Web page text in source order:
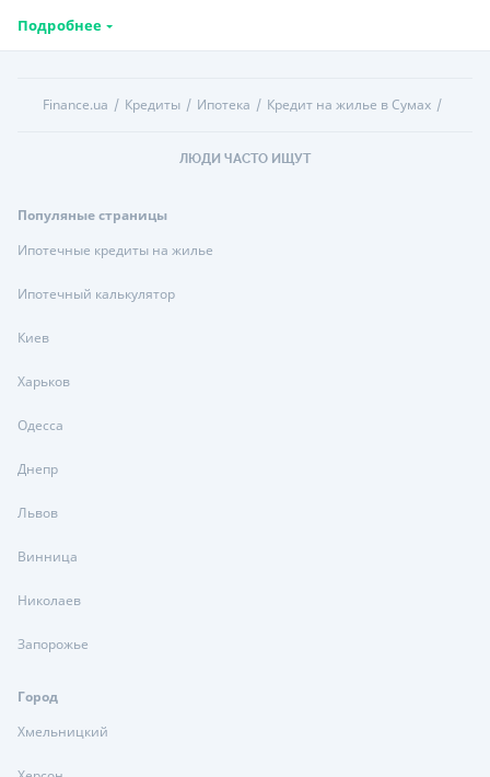
Подробнее
Finance.ua Кредиты Ипотека Кредит на жилье в Сумах
ЛЮДИ ЧАСТО ИЩУТ
Популяные страницы
Ипотечные кредиты на жилье
Ипотечный калькулятор
Киев
Харьков
Одесса
Днепр
Львов
Винница
Николаев
Запорожье
Город
Хмельницкий